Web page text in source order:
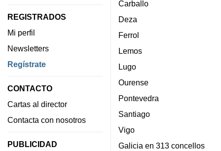
REGISTRADOS
Mi perfil
Newsletters
Regístrate
CONTACTO
Cartas al director
Contacta con nosotros
PUBLICIDAD
Carballo
Deza
Ferrol
Lemos
Lugo
Ourense
Pontevedra
Santiago
Vigo
Galicia en 313 concellos